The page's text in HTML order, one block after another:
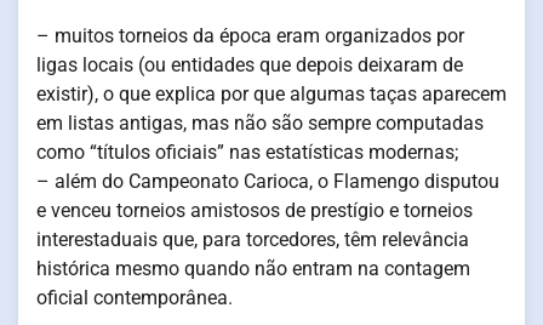
– muitos torneios da época eram organizados por
ligas locais (ou entidades que depois deixaram de
existir), o que explica por que algumas taças aparecem
em listas antigas, mas não são sempre computadas
como “títulos oficiais” nas estatísticas modernas;
– além do Campeonato Carioca, o Flamengo disputou
e venceu torneios amistosos de prestígio e torneios
interestaduais que, para torcedores, têm relevância
histórica mesmo quando não entram na contagem
oficial contemporânea.